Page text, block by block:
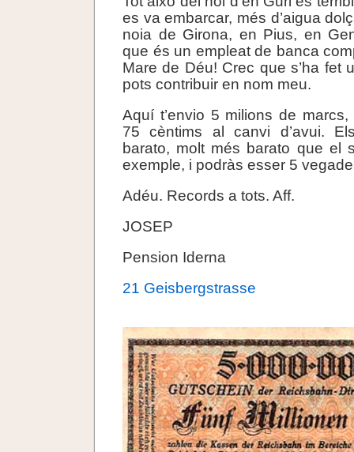
es va embarcar, més d’aigua
noia de Girona, en Pius, en
que és un empleat de banca
Mare de Déu! Crec que s’ha fet
pots contribuir en nom meu.
Aquí t’envio 5 milions de
75 cèntims al canvi d’avui.
barato, molt més barato que el
exemple, i podràs esser 5
Adéu. Records a tots. Aff.
JOSEP
Pension Iderna
21 Geisbergstrasse